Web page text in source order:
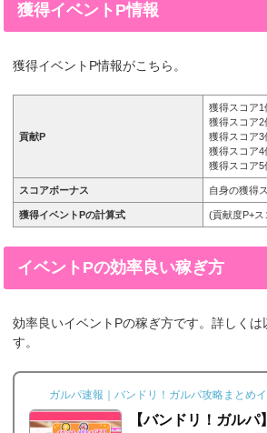
獲得イベントP情報
獲得イベントP情報がこちら。
貢献P
獲得スコア1
獲得スコア2
獲得スコア3
獲得スコア4
獲得スコア5
スコアボーナス 自身の獲得
獲得イベントPの計算式 (貢献度P+
イベントPの効率良い稼ぎ方
効率良いイベントPの稼ぎ方です。詳しくは
す。
ガルパ速報｜バンドリ！ガルパ攻略まとめ
【バンドリ！ガル